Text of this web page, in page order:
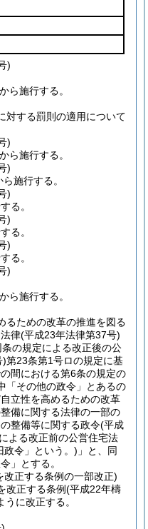
)
ら施行する。
対する罰則の適用について
)
ら施行する。
)
施行する。
)
る。
)
る。
)
る。
)
ら施行する。
るための改革の推進を図る
律(平成23年法律第37号)
の規定による改正後の公
)第23条第1号ロの規定に基
間における第6条の規定の
「その他の政令」とあるの
立性を高めるための改革
備に関する法律の一部の
整備等に関する政令(平成
よる改正前の公営住宅法
政令」という。) 」と、同
」とする。
正する条例の一部改正)
改正する条例(平成22年檮
に改正する。